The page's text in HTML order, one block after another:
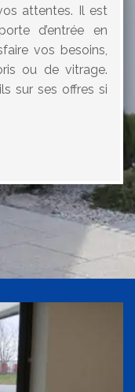
attentes. Il est
d’entrée en
vos besoins,
ou de vitrage.
sur ses offres si